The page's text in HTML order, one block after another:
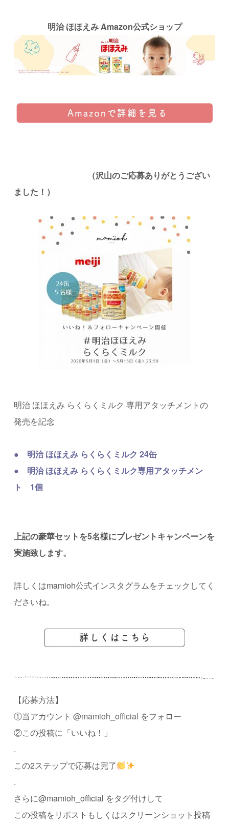
明治 ほほえみ Amazon公式ショップ
（沢山のご応募ありがとうござい
ました！）
明治 ほほえみ らくらくミルク 専用アタッチメントの
発売を記念
● 明治 ほほえみ らくらくミルク 24缶
● 明治 ほほえみ らくらくミルク専用アタッチメン
ト 1個
上記の豪華セットを5名様にプレゼントキャンペーンを
実施致します。
詳しくはmamioh公式インスタグラムをチェックしてく
ださいね。
【応募方法】
①当アカウント @mamioh_official をフォロー
②この投稿に「いいね！」
.
この2ステップで応募は完了
.
さらに@mamioh_official をタグ付けして
この投稿をリポストもしくはスクリーンショット投稿